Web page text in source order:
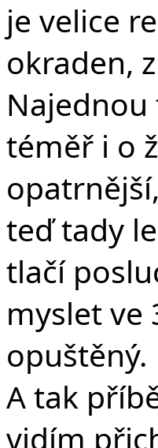
je velice
okraden,
Najednou
téměř i o
teď tady
tlačí
myslet ve
opuštěný.
A tak
vidím